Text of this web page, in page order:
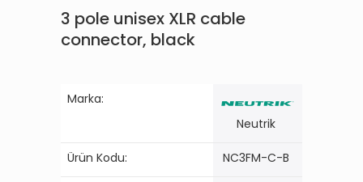
3 pole unisex XLR cable
connector, black
Marka:
Neutrik
Ürün Kodu: NC3FM-C-B